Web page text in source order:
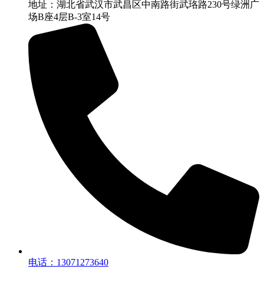
地址：湖北省武汉市武昌区中南路街武珞路230号绿洲广
场B座4层B-3室14号
电话：13071273640